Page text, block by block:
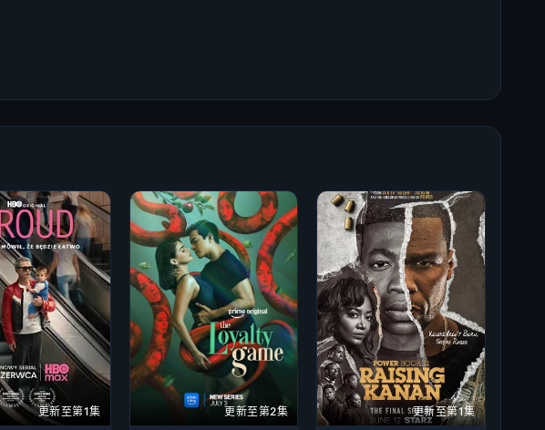
更新至第1集 更新至第2集 更新至第1集